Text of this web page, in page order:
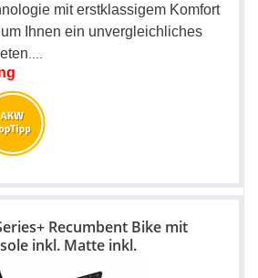
mit erstklassigem Komfort
Ihnen ein unvergleichliches
Recumbent Bike mit
inkl. Matte inkl.